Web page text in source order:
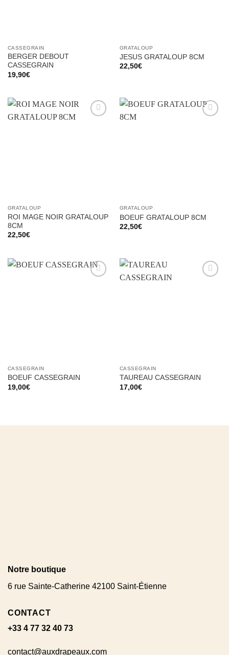
CASSEGRAIN
BERGER DEBOUT
CASSEGRAIN
19,90€
GRATALOUP
JESUS GRATALOUP 8CM
22,50€
GRATALOUP
ROI MAGE NOIR GRATALOUP
8CM
22,50€
GRATALOUP
BOEUF GRATALOUP 8CM
22,50€
CASSEGRAIN
BOEUF CASSEGRAIN
19,00€
CASSEGRAIN
TAUREAU CASSEGRAIN
17,00€
Notre boutique
6 rue Sainte-Catherine 42100 Saint-Étienne
CONTACT
+33 4 77 32 40 73
contact@auxdrapeaux.com